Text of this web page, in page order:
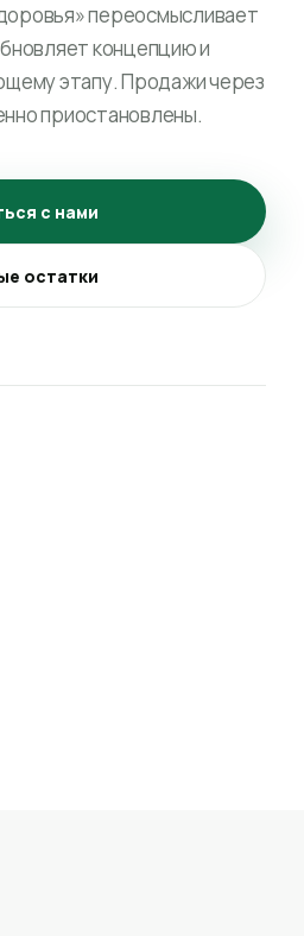
переосмысливает
концепцию и
этапу. Продажи через
приостановлены.
с нами
остатки